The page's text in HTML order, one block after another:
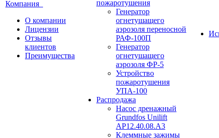
Компания
О компании
Лицензии
Отзывы
клиентов
Преимущества
пожаротушения
Генератор
огнетушащего
аэрозоля переносной
РАФ-100П
Генератор
огнетушащего
аэрозоля ФР-5
Устройство
пожаротушения
УПА-100
Распродажа
Насос дренажный
Grundfos Unilift
АP12.40.08.A3
Клеммные зажимы